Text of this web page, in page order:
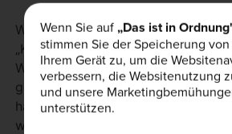
Wenn du bereits durch ein Produkt
„Kribbeln“ erlebt hast, dann hat
Wahrscheinlichkeit Beta-Alanin zum
gehabt. Dieses Kribbeln ist eine
harmlose Nebenwirkung, die
wird. Einige Menschen nehmen
Wenn Sie auf „Das ist in
stimmen Sie der Speicherung
Ihrem Gerät zu, um die
verbessern, die Websitenutzung
und unsere
unterstützen.